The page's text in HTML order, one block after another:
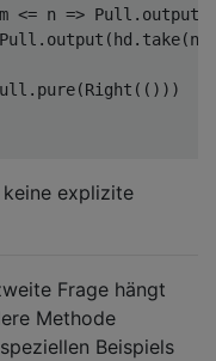
m <= n => Pull . output
Pull . output (hd . take(n
. pure(Right (()))
keine explizite
Frage hängt
Methode
Beispiels